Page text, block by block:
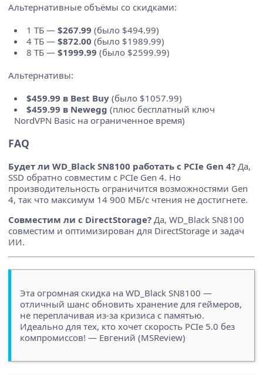
Альтернативные объёмы со скидками:
1 ТБ — $267.99 (было $494.99)
4 ТБ — $872.00 (было $1989.99)
8 ТБ — $1999.99 (было $2599.99)
Альтернативы:
$459.99 в Best Buy (было $1057.99)
$459.99 в Newegg (плюс бесплатный ключ
NordVPN Basic на ограниченное время)
FAQ
Будет ли WD_Black SN8100 работать с PCIe Gen 4? Да,
SSD обратно совместим с PCIe Gen 4. Но
производительность ограничится возможностями Gen
4, так что максимум 14 900 МБ/с чтения не достигнете.
Совместим ли с DirectStorage? Да, WD_Black SN8100
совместим и оптимизирован для DirectStorage и задач
ИИ.
Эта огромная скидка на WD_Black SN8100 —
отличный шанс обновить хранение для геймеров,
не переплачивая из-за кризиса с памятью.
Идеально для тех, кто хочет скорость PCIe 5.0 без
компромиссов! — Евгений (MSReview)